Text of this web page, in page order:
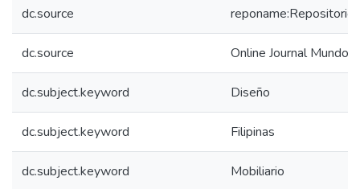
dc.source reponame:Repositorio
dc.source Online Journal Mundo
dc.subject.keyword Diseño
dc.subject.keyword Filipinas
dc.subject.keyword Mobiliario